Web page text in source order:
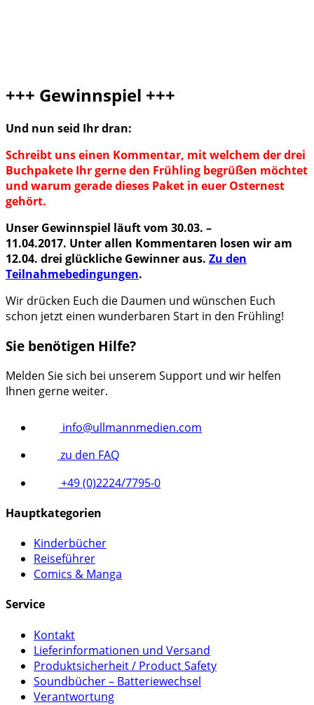
+++ Gewinnspiel +++
Und nun seid Ihr dran:
Schreibt uns einen Kommentar, mit welchem der drei
Buchpakete Ihr gerne den Frühling begrüßen möchtet
und warum gerade dieses Paket in euer Osternest
gehört.
Unser Gewinnspiel läuft vom 30.03. –
11.04.2017. Unter allen Kommentaren losen wir am
12.04. drei glückliche Gewinner aus. Zu den
Teilnahmebedingungen.
Wir drücken Euch die Daumen und wünschen Euch
schon jetzt einen wunderbaren Start in den Frühling!
Sie benötigen Hilfe?
Melden Sie sich bei unserem Support und wir helfen
Ihnen gerne weiter.
info@ullmannmedien.com
zu den FAQ
+49 (0)2224/7795-0
Hauptkategorien
Kinderbücher
Reiseführer
Comics & Manga
Service
Kontakt
Lieferinformationen und Versand
Produktsicherheit / Product Safety
Soundbücher – Batteriewechsel
Verantwortung